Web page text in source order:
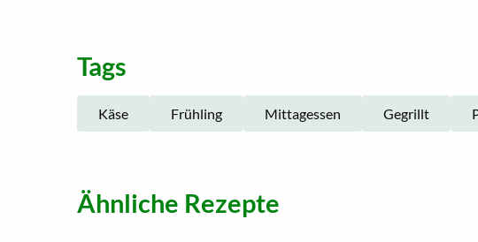
Tags
Käse Frühling Mittagessen Gegrillt
Ähnliche Rezepte